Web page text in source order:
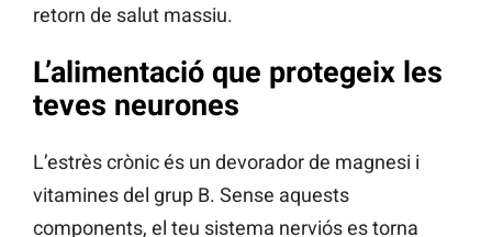
retorn de salut massiu.
L’alimentació que protegeix les
teves neurones
L’estrès crònic és un devorador de magnesi i
vitamines del grup B. Sense aquests
components, el teu sistema nerviós es torna